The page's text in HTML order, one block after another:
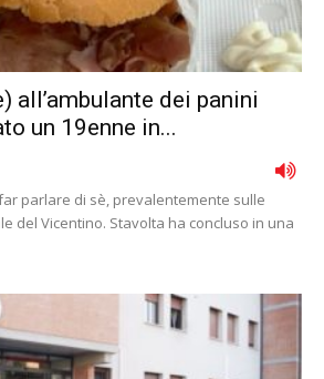
all’ambulante dei panini
un 19enne in...
parlare di sè, prevalentemente sulle
del Vicentino. Stavolta ha concluso in una